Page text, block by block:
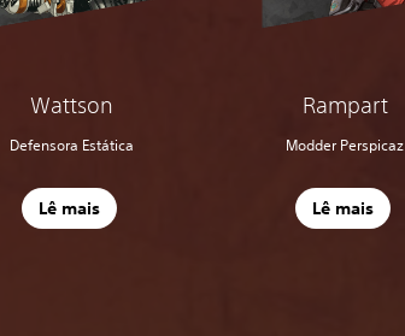
Wattson
Defensora Estática
Lê mais
Rampart
Modder Perspicaz
Lê mais